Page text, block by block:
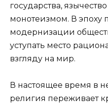
государства,
монотеизмом. В эпоху
модернизации
уступать место
взгляду на мир.
В настоящее время в
религия переживает